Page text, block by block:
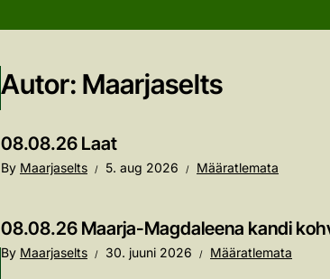
Autor: Maarjaselts
08.08.26 Laat
By Maarjaselts 5. aug 2026 Määratlemata
08.08.26 Maarja-Magdaleena kandi
By Maarjaselts 30. juuni 2026 Määratlemata